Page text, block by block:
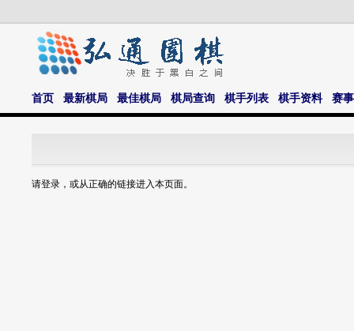
首页 最新棋局 最佳棋局 棋局查询 棋手列表 棋手资料 赛
请登录，或从正确的链接进入本页面。